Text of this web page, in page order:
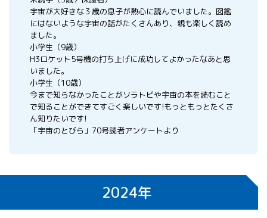
宇宙が大好きな３歳の息子が熱心に読んでいました。図鑑
にはないような宇宙の話がたくさんあり、親も楽しく読め
ました。
小学生（9歳）
H3ロケット5号機の打ち上げに成功してよかったなあと思
いました。
小学生（10歳）
今まで知らなかったことがソラトビや宇宙の本を読むこと
で知ることができてすごく楽しいです!もっともっとたくさ
ん知りたいです!
「宇宙のとびら」70号読者アンケートより
2024年